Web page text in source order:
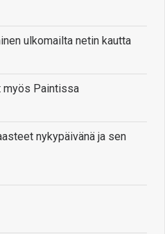
ulkomailta netin kautta
myös Paintissa
nykypäivänä ja sen